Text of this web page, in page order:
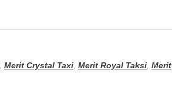
Merit Crystal Taxi Merit Royal Taksi Merit